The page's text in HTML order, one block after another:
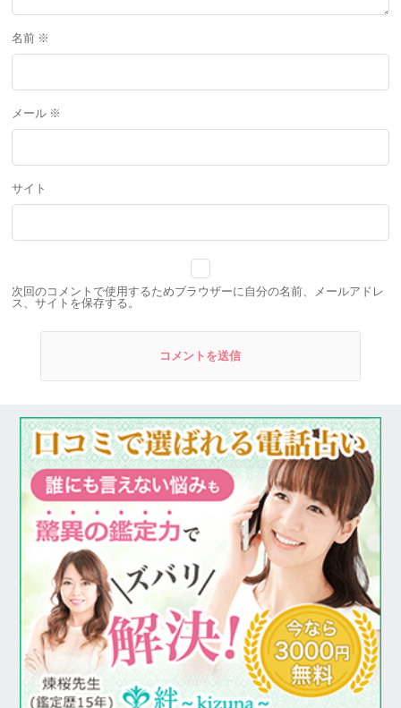
名前 ※
メール ※
サイト
次回のコメントで使用するためブラウザーに自分の名前、メールアドレ
ス、サイトを保存する。